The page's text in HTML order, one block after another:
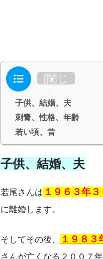
目次 [閉じ
子供、結婚、夫
刺青、性格、年齢
若い頃、昔
子供、結婚、夫
若尾さんは １９６３年
に離婚します。
そしてその後、 １９８
さんが亡くなる２００７